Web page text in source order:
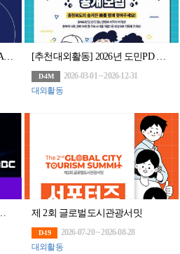
[Telechips, 넥스트칩, 자율주행] AI 시스템반도체 SW개발자 (2기)채용연계과정 [추천대외활동] 2026년 도민PD 및 충북미디어크리에이터 (~02.11.수 14시까지)
D-4M
2026-03-01 ~ 2026-12-31
대외활동
제 2회 글로벌도시관광서밋
D-19
2026-07-20 ~ 2026-08-28
대외활동